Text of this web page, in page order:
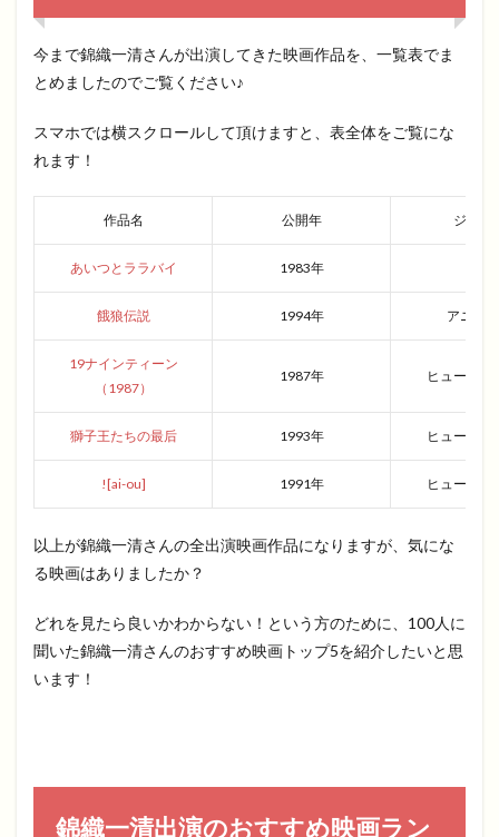
今まで錦織一清さんが出演してきた映画作品を、一覧表でま
とめましたのでご覧ください♪
スマホでは横スクロールして頂けますと、表全体をご覧にな
れます！
作品名 公開年 ジャン
あいつとララバイ 1983年
餓狼伝説 1994年 アニメ
19ナインティーン
（1987）
1987年 ヒューマン
獅子王たちの最后 1993年 ヒューマン
![ai-ou] 1991年 ヒューマン
以上が錦織一清さんの全出演映画作品になりますが、気にな
る映画はありましたか？
どれを見たら良いかわからない！という方のために、100人に
聞いた錦織一清さんのおすすめ映画トップ5を紹介したいと思
います！
錦織一清出演のおすすめ映画ラン